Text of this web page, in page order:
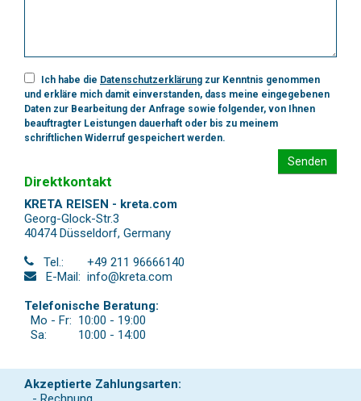
Ich habe die Datenschutzerklärung zur Kenntnis genommen
und erkläre mich damit einverstanden, dass meine eingegebenen
Daten zur Bearbeitung der Anfrage sowie folgender, von Ihnen
beauftragter Leistungen dauerhaft oder bis zu meinem
schriftlichen Widerruf gespeichert werden.
Senden
Direktkontakt
KRETA REISEN - kreta.com
Georg-Glock-Str.3
40474 Düsseldorf, Germany
Tel.:
+49 211 96666140
E-Mail: info@kreta.com
Telefonische Beratung:
Mo - Fr: 10:00 - 19:00
Sa:
10:00 - 14:00
Akzeptierte Zahlungsarten: